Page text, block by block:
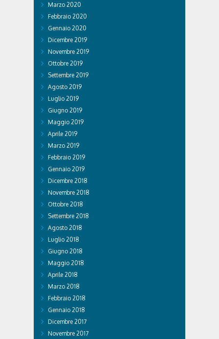
Marzo 2020
Febbraio 2020
Gennaio 2020
Dicembre 2019
Novembre 2019
Ottobre 2019
Settembre 2019
Agosto 2019
Luglio 2019
Giugno 2019
Maggio 2019
Aprile 2019
Marzo 2019
Febbraio 2019
Gennaio 2019
Dicembre 2018
Novembre 2018
Ottobre 2018
Settembre 2018
Agosto 2018
Luglio 2018
Giugno 2018
Maggio 2018
Aprile 2018
Marzo 2018
Febbraio 2018
Gennaio 2018
Dicembre 2017
Novembre 2017